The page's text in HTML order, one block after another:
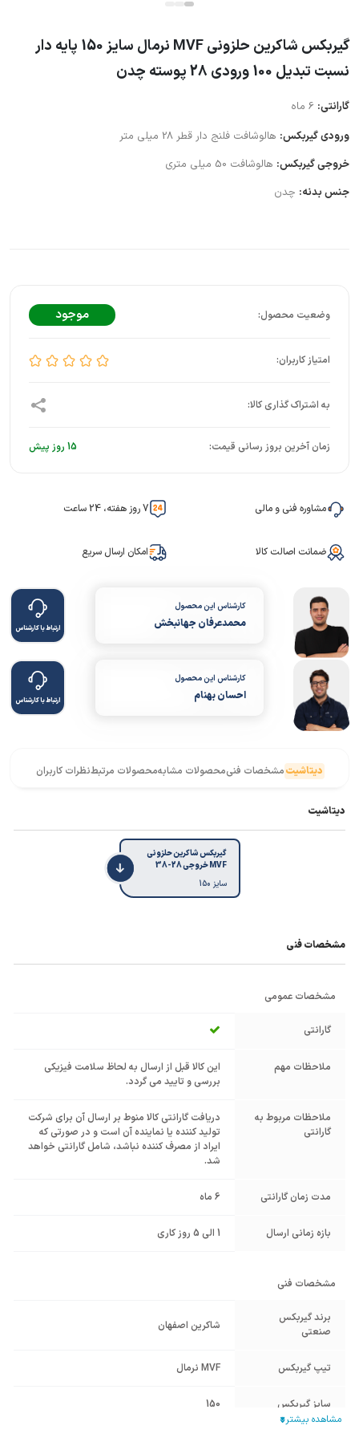
گیربکس شاکرین حلزونی MVF نرمال سایز 150 پایه دار
نسبت تبدیل 100 ورودی 28 پوسته چدن
گارانتی:
ورودی گیربکس: هالوشافت فلنج دار قطر 28 میلی متر
خروجی گیربکس: هالوشافت 50 میلی متری
جنس بدنه: چدن
موجود
زمان آخرین بروز رسانی قیمت: 15 روز پیش
مشاوره فنی و مالی 7 روز هفته، 24 ساعت
ضمانت اصالت کالا امکان ارسال سریع
کارشناس این محصول
محمدعرفان جهانبخش ارتباط با کارشناس
کارشناس این محصول
احسان بهنام ارتباط با کارشناس
دیتاشیتمشخصات فنیمحصولات مشابهمحصولات مرتبطنظرات کاربران
دیتاشیت
گیربکس شاکرین حلزونی
MVF خروجی 28-38
سایز 150
مشخصات فنی
مشخصات عمومی
گارانتی
ملاحظات مهم
این کالا قبل از ارسال به لحاظ سلامت فیزیکی
بررسی و تایید می گردد.
ملاحظات مربوط به
گارانتی
دریافت گارانتی کالا منوط بر ارسال آن برای شرکت
تولید کننده یا نماینده آن است و در صورتی که
ایراد از مصرف کننده نباشد، شامل گارانتی خواهد
شد.
مدت زمان گارانتی 6 ماه
بازه زمانی ارسال 1 الی 5 روز کاری
مشخصات فنی
برند گیربکس
صنعتی
شاکرین اصفهان
تیپ گیربکس MVF نرمال
سایز گیربکس 150